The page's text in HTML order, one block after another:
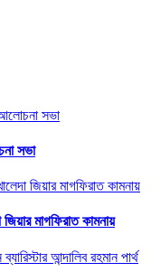
সভা
মাগফিরাত কামনায়